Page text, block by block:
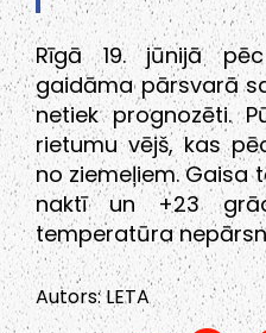
Rīgā 19. jūnijā
gaidāma pārsvarā
netiek prognozēti.
rietumu vējš, kas
no ziemeļiem. Gaisa
naktī un +23
temperatūra
Autors: LETA